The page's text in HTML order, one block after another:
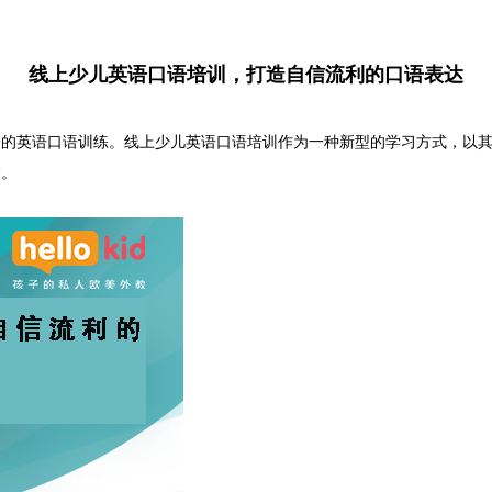
线上少儿英语口语培训，打造自信流利的口语表达
口语训练。线上少儿英语口语培训作为一种新型的学习方式，以